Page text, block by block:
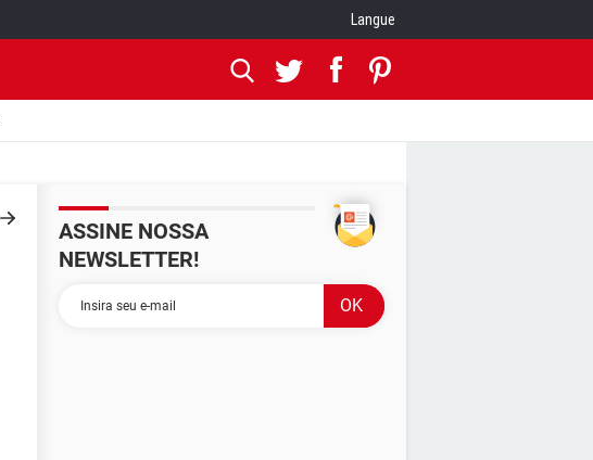
Langue
ASSINE NOSSA
NEWSLETTER!